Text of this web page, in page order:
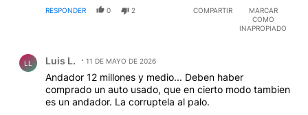
RESPONDER 0 2 COMPARTIR
MARCAR
COMO
INAPROPIADO
LL Luis L. 11 DE MAYO DE 2026
Andador 12 millones y medio... Deben haber
comprado un auto usado, que en cierto modo tambien
es un andador. La corruptela al palo.